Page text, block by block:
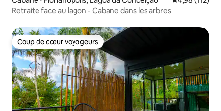
Retraite face au lagon - Cabane dans les arbres
Coup de cœur voyageurs
Coup de cœur voyageurs